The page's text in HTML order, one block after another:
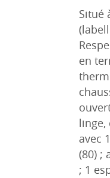
Situé
en
linge,
avec
(80) ;
; 1